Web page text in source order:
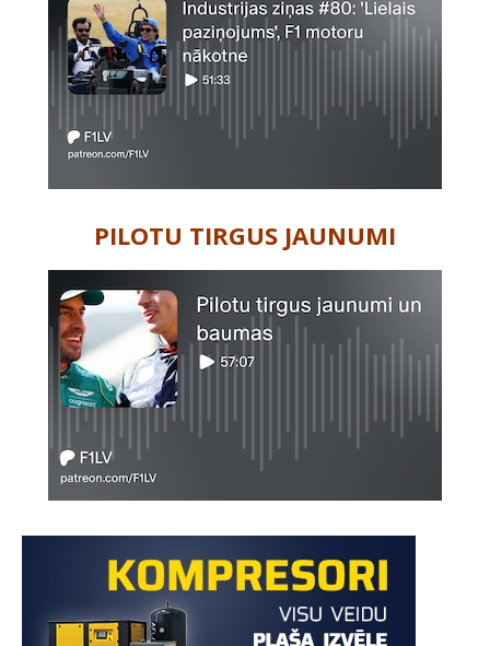
PILOTU TIRGUS JAUNUMI